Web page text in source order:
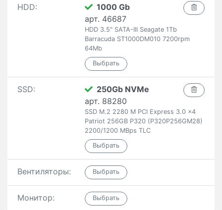
HDD:
1000 Gb
арт. 46687
HDD 3.5" SATA-III Seagate 1Tb
Barracuda ST1000DM010 7200rpm
64Mb
SSD:
250Gb NVMe
арт. 88280
SSD M.2 2280 M PCI Express 3.0 x4
Patriot 256GB P320 (P320P256GM28)
2200/1200 MBps TLC
Вентиляторы:
Монитор: